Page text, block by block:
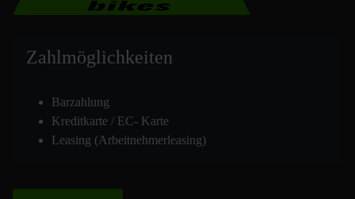
Zahlmöglichkeiten
Barzahlung
Kreditkarte / EC- Karte
Leasing (Arbeitnehmerleasing)